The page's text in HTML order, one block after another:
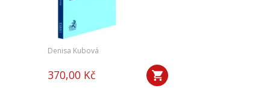
Denisa Kubová
370,00 Kč